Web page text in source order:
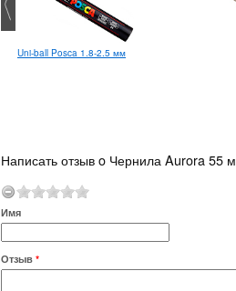
Uni-ball Posca 1.8-2.5 мм
Написать отзыв o Чернила Aurora 55
Имя
Отзыв *